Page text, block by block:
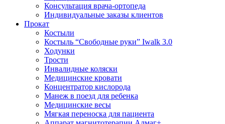
Консультация врача-ортопеда
Индивидуальные заказы клиентов
Прокат
Костыли
Костыль “Свободные руки” Iwalk 3.0
Ходунки
Трости
Инвалидные коляски
Медицинские кровати
Концентратор кислорода
Манеж в поезд для ребенка
Медицинские весы
Мягкая переноска для пациента